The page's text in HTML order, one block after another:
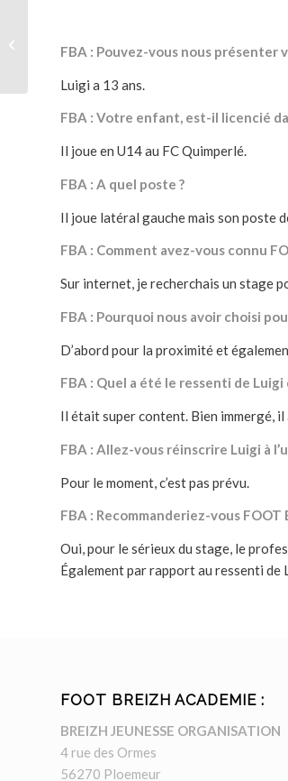
FBA : Pouvez-vous nous présenter
Luigi a 13 ans.
FBA : Votre enfant, est-il licencié
Il joue en U14 au FC Quimperlé.
FBA : A quel poste ?
Il joue latéral gauche mais son poste
FBA : Comment avez-vous connu
Sur internet, je recherchais un stage
FBA : Pourquoi nous avoir choisi
D’abord pour la proximité et
FBA : Quel a été le ressenti de
Il était super content. Bien immergé, il
FBA : Allez-vous réinscrire Luigi à
Pour le moment, c’est pas prévu.
FBA : Recommanderiez-vous FOOT
Oui, pour le sérieux du stage, le
Également par rapport au ressenti de
FOOT BREIZH ACADEMIE :
BREIZH JEUNESSE ORGANISATION
4 rue des Ormes
56270 Ploemeur
par les coachs de F.B.A.